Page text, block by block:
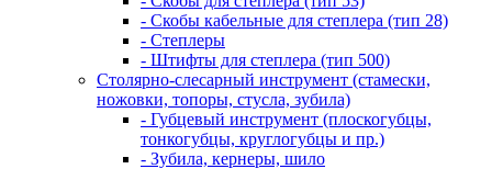
- Скобы кабельные для степлера (тип 28)
- Степлеры
- Штифты для степлера (тип 500)
Столярно-слесарный инструмент (стамески,
ножовки, топоры, стусла, зубила)
- Губцевый инструмент (плоскогубцы,
тонкогубцы, круглогубцы и пр.)
- Зубила, кернеры, шило